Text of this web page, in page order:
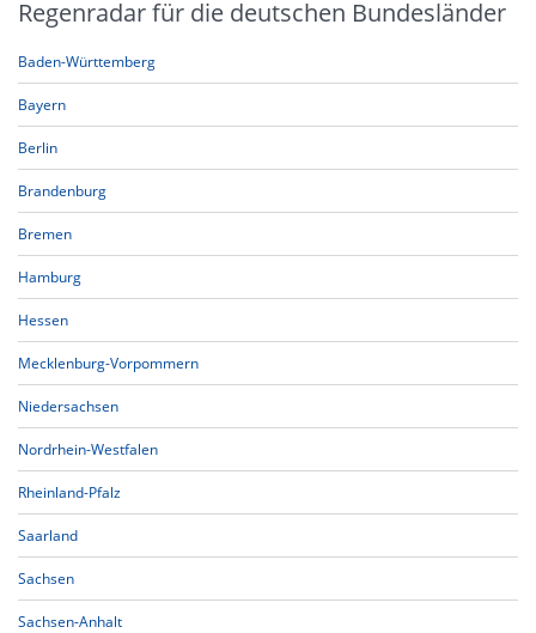
Regenradar für die deutschen Bundesländer
Baden-Württemberg
Bayern
Berlin
Brandenburg
Bremen
Hamburg
Hessen
Mecklenburg-Vorpommern
Niedersachsen
Nordrhein-Westfalen
Rheinland-Pfalz
Saarland
Sachsen
Sachsen-Anhalt